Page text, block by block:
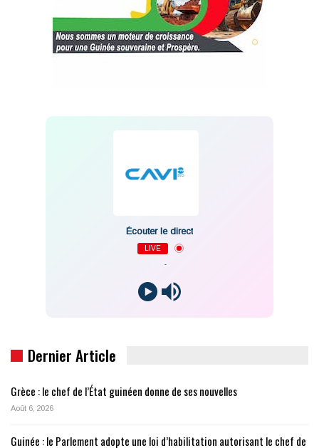
Écouter le direct
LIVE
Dernier Article
Grèce : le chef de l’État guinéen donne de ses nouvelles
Août 6, 2026
Guinée : le Parlement adopte une loi d’habilitation autorisant le chef de